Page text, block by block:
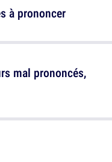
à prononcer
mal prononcés,